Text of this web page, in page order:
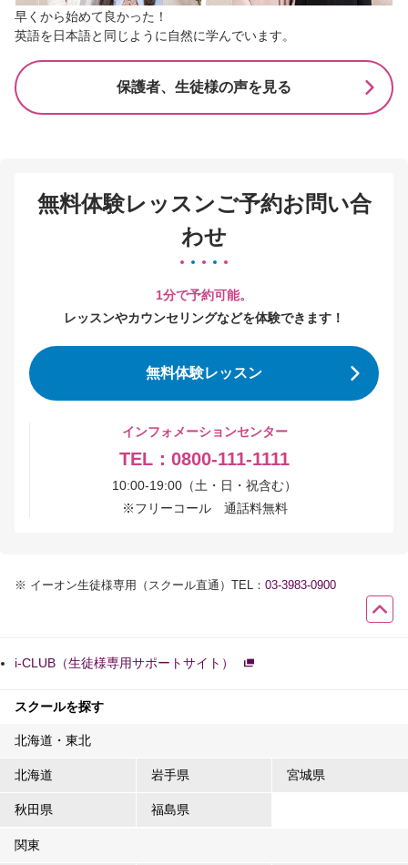
早くから始めて良かった！
英語を日本語と同じように自然に学んでいます。
保護者、生徒様の声を見る
無料体験レッスンご予約お問い合
わせ
1分で予約可能。
レッスンやカウンセリングなどを体験できます！
無料体験レッスン
インフォメーションセンター
TEL：0800-111-1111
10:00-19:00（土・日・祝含む）
※フリーコール 通話料無料
※ イーオン生徒様専用（スクール直通）TEL： 03-3983-0900
i-CLUB（生徒様専用サポートサイト）
スクールを探す
北海道・東北
北海道 岩手県 宮城県
秋田県 福島県
関東